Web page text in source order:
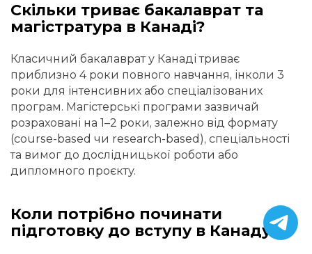
Скільки триває бакалаврат та
магістратура в Канаді?
Класичний бакалаврат у Канаді триває
приблизно 4 роки повного навчання, інколи 3
роки для інтенсивних або спеціалізованих
програм. Магістерські програми зазвичай
розраховані на 1–2 роки, залежно від формату
(course-based чи research-based), спеціальності
та вимог до дослідницької роботи або
дипломного проєкту.
Коли потрібно починати
підготовку до вступу в Канаду?